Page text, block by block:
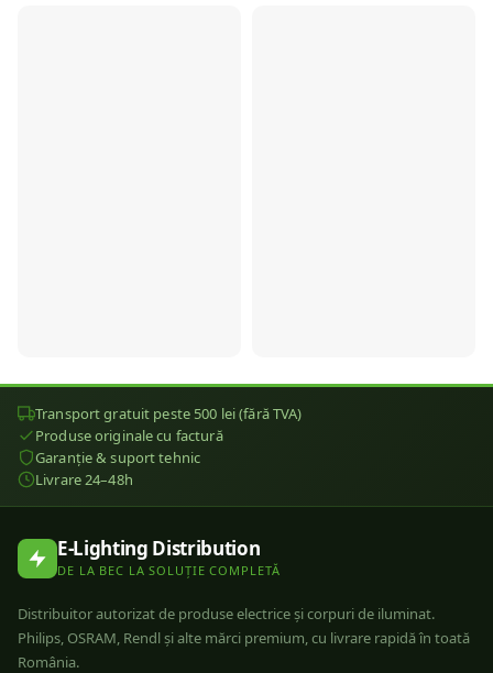
Transport gratuit peste 500 lei (fără TVA)
Produse originale cu factură
Garanție & suport tehnic
Livrare 24–48h
E-Lighting Distribution
DE LA BEC LA SOLUȚIE COMPLETĂ
Distribuitor autorizat de produse electrice și corpuri de iluminat.
Philips, OSRAM, Rendl și alte mărci premium, cu livrare rapidă în toată
România.